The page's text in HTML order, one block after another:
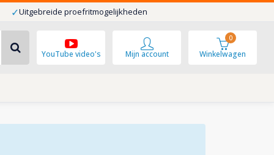
✓Uitgebreide proefritmogelijkheden
YouTube video's Winkelwagen
0
Mijn account